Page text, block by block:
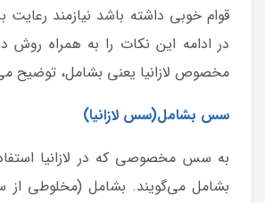
قوام خوبی داشته باشد نیازمند
در ادامه این نکات را به همراه
مخصوص لازانیا یعنی بشامل، توضیح
سس بشامل(سس لازانیا)
به سس مخصوصی که در لازانیا
بشامل می‌گویند. بشامل (مخلوطی از